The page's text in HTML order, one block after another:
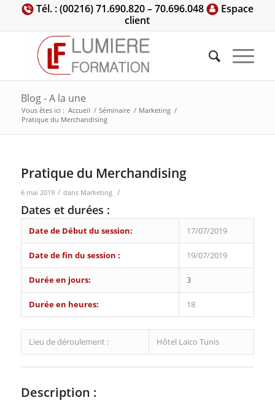
Tél. : (00216) 71.690.820 – 70.696.048
Espace
client
Blog - A la une
Vous êtes ici : Accueil / Séminaire / Marketing /
Pratique du Merchandising
Pratique du Merchandising
6 mai 2019 / dans Marketing /
Dates et durées :
Date de Début du session: 17/07/2019
Date de fin du session : 19/07/2019
Durée en jours: 3
Durée en heures: 18
Lieu de déroulement : Hôtel Laico Tunis
Description :